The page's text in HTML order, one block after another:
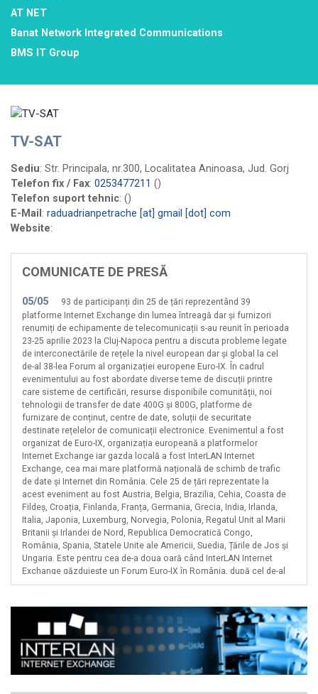
AT NET
Banat Network Integrated Communications
BMS IT Group
Computer Wired
Comunicații Starnet Media
Core Joy Communication
Create Network
Data ZYX
DevGeeks
Digital Construction Network
Djemba IT&C
Dynamic Distribution
EfectRO
Energy Dot
Fidelnet
GMB Computers
Hunyadi Laszlo Intreprindere Individuala
Infinity Telecom
Internet Oltenia
Intersat
Lansoft Data
Laroias Computers
Linknet International
Massive Telecom
Media Sud
Net Gate Comunicații
Netergy Corporate
Netfil
Netprotect
TV-SAT
Sediu: Str. Principala, nr.300, Localitatea Aninoasa, Jud. Gorj
Telefon fix / Fax: 0253477211 ()
Telefon suport tehnic: ()
E-Mail : raduadrianpetrache [at] gmail [dot] com
Website:
COMUNICATE DE PRESĂ
05/05
93 de participanți din 25 de țări reprezentând 39
platforme Internet Exchange din lumea întreagă dar și furnizori
renumiți de echipamente de telecomunicații s-au reunit în perioada
23-25 aprilie 2023 la Cluj-Napoca pentru a discuta probleme legate
de interconectările de rețele la nivel european dar și global la cel
de-al 38-lea Forum al organizației europene Euro-IX. În cadrul
evenimentului au fost abordate diverse teme de discuții printre
care sisteme de certificări, resurse disponibile comunității, noi
tehnologii de transfer de date 400G și 800G, platforme de
furnizare de conținut, centre de date, soluții de securitate
destinate rețelelor de comunicații electronice. Evenimentul a fost
organizat de Euro-IX, organizația europeană a platformelor
Internet Exchange iar gazda locală a fost InterLAN Internet
Exchange, cea mai mare platformă națională de schimb de trafic
de date și Internet din România. Cele 25 de țări reprezentate la
acest eveniment au fost Austria, Belgia, Brazilia, Cehia, Coasta de
Fildeș, Croația, Finlanda, Franța, Germania, Grecia, India, Irlanda,
Italia, Japonia, Luxemburg, Norvegia, Polonia, Regatul Unit al Marii
Britanii și Irlandei de Nord, Republica Democratică Congo,
România, Spania, Statele Unite ale Americii, Suedia, Țările de Jos și
Ungaria. Este pentru cea de-a doua oară când InterLAN Internet
Exchange găzduiește un Forum Euro-IX în România, după cel de-al
25-lea Forum Euro-IX găzduit în toamna anului 2014 la București.
operatorii de rețele de comunicații electronice se pot interconecta
pentru a face schimb de trafic de date și Internet în mod liber. O
platformă deschisă este o infrastructură fizică furnizată pentru
interconectarea rețelelor, disponibiă oricărui operator de rețea
care este interesat de schimbul de trafic, fiecare dintre aceștia
fiind responsabil pentru asigurarea propriei conexiuni la locația